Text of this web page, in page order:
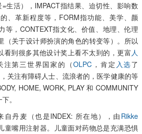
生活），IMPACT指结果、迫切性、影响数
、革新程度等，FORM指功能、美学、颜
等，CONTEXT指文化、价值、地理、伦理
（关于设计师扮演的角色的转变等）。所以
看到很多其他设计奖上看不太到的，更富人
注第三世界国家的（OLPC ，肯定 入选了
关注有障碍人士、流浪者的，医学健康的等
HOME, WORK, PLAY 和 COMMUNITY
。
自丹麦（也是INDEX: 所在地），由 Rikke
童嘴用注射器。儿童面对药物总是充满恐惧